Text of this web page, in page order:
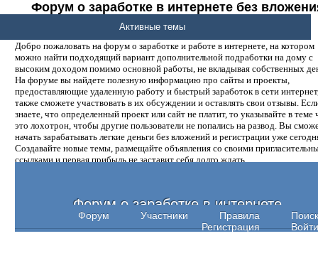
Форум о заработке в интернете без
денег.
Добро пожаловать на форум о заработке и работе в интернете, на котором
можно найти подходящий вариант дополнительной подработки на дому с
высоким доходом помимо основной работы, не вкладывая собственных
На форуме вы найдете полезную информацию про сайты и проекты,
предоставляющие удаленную работу и быстрый заработок в сети
также сможете участвовать в их обсуждении и оставлять свои отзывы.
знаете, что определенный проект или сайт не платит, то указывайте в теме
это лохотрон, чтобы другие пользователи не попались на развод. Вы
начать зарабатывать легкие деньги без вложений и регистрации уже
Создавайте новые темы, размещайте объявления со своими
ссылками и первая прибыль не заставит себя долго ждать.
Форум о заработке в интернете
Форум Участники Правила
Поиск
Регистрация
Войти
Активные темы